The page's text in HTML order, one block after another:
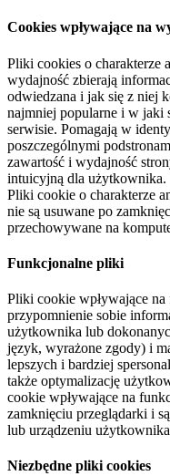
Cookies wpływające na
Pliki cookies o charakterze
wydajność zbierają
odwiedzana i jak się z niej
najmniej popularne i w jaki
serwisie. Pomagają w
poszczególnymi
zawartość i wydajność
intuicyjną dla użytkownika.
Pliki cookie o charakterze
nie są usuwane po
przechowywane na
Funkcjonalne pliki
Pliki cookie wpływające
przypomnienie sobie
użytkownika lub
język, wyrażone zgody) i
lepszych i bardziej
także optymalizację
cookie wpływające na
zamknięciu przeglądarki i
lub urządzeniu
Niezbędne pliki cookies